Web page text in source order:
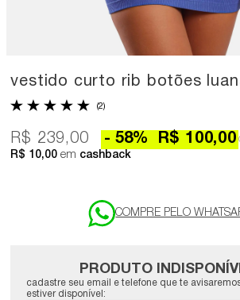
vestido curto rib botões
(2)
R$ 239,00 R$ 100,00
58%
R$ 10,00 em cashback
PRODUTO
cadastre seu email e telefone que te
estiver disponível: